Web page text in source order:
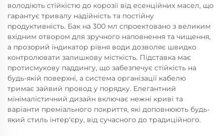
володіють стійкістю до корозії від есенційних масел, що
гарантує тривалу надійність та постійну
продуктивність. Бак на 300 мл спроектовано з великим
вхідним отвором для зручного наповнення та чищення,
а прозорий індикатор рівня води дозволяє швидко
контролювати залишкову місткість. Підставка має
протисмукову паддингу, що забезпечує стійкість на
будь-якій поверхні, а система організації кабелю
тримає зайвий провод у порядку. Елегантний
мінімалістичний дизайн включає нежні криві та
варіанти преміального покриття, які доповнюють будь-
який стиль інтер'єру, від сучасного до традиційного.